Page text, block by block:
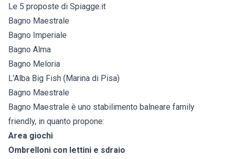
Le 5 proposte di Spiagge.it
Bagno Maestrale
Bagno Imperiale
Bagno Alma
Bagno Meloria
L’Alba Big Fish (Marina di Pisa)
Bagno Maestrale
Bagno Maestrale è uno stabilimento balneare family
friendly, in quanto propone:
Area giochi
Ombrelloni con lettini e sdraio